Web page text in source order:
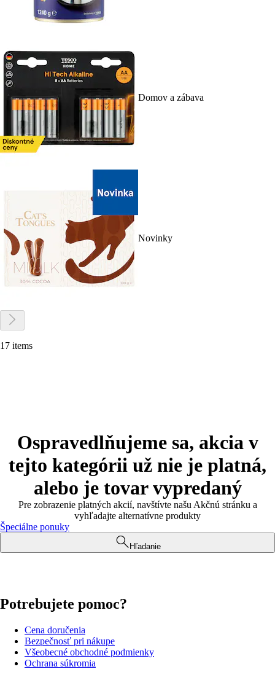
Domov a zábava
Novinky
17 items
Ospravedlňujeme sa, akcia v
tejto kategórii už nie je platná,
alebo je tovar vypredaný
Pre zobrazenie platných akcií, navštívte našu Akčnú stránku a
vyhľadajte alternatívne produkty
Špeciálne ponuky
Hľadanie
Potrebujete pomoc?
Cena doručenia
Bezpečnosť pri nákupe
Všeobecné obchodné podmienky
Ochrana súkromia